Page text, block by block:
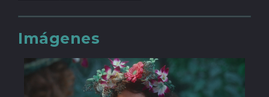
Imágenes